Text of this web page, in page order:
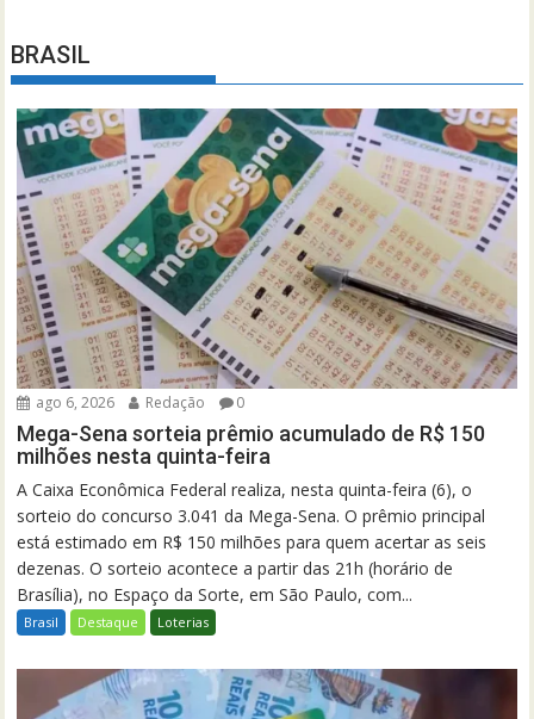
BRASIL
ago 6, 2026 Redação 0
Mega-Sena sorteia prêmio acumulado de R$ 150
milhões nesta quinta-feira
A Caixa Econômica Federal realiza, nesta quinta-feira (6), o
sorteio do concurso 3.041 da Mega-Sena. O prêmio principal
está estimado em R$ 150 milhões para quem acertar as seis
dezenas. O sorteio acontece a partir das 21h (horário de
Brasília), no Espaço da Sorte, em São Paulo, com...
Brasil Destaque Loterias